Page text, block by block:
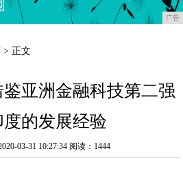
广告
> 正文
鉴亚洲金融科技第二强
度的发展经验
03-31 10:27:34 阅读：1444